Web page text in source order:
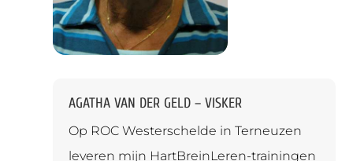
AGATHA VAN DER GELD – VISKER
Op ROC Westerschelde in Terneuzen
leveren mijn HartBreinLeren-trainingen